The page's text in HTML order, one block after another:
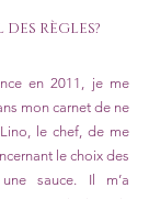
RÈGLES?
en 2011, je me
mon carnet de ne
le chef, de me
le choix des
sauce. Il m’a